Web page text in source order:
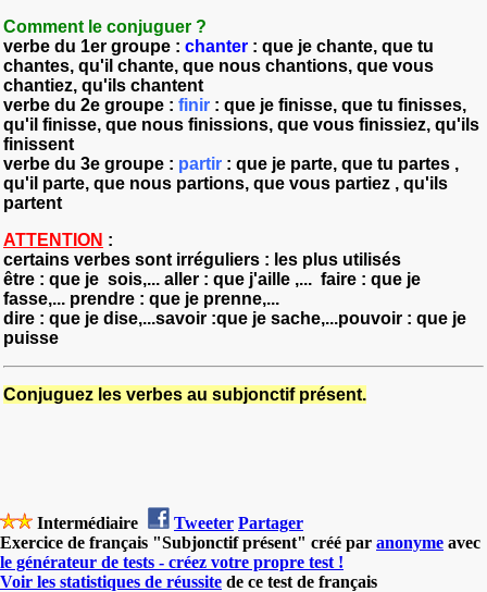
Comment le conjuguer ?
verbe du 1er groupe : chanter : que je chante, que tu
chantes, qu'il chante, que nous chantions, que vous
chantiez, qu'ils chantent
verbe du 2e groupe : finir : que je finisse, que tu finisses,
qu'il finisse, que nous finissions, que vous finissiez, qu'ils
finissent
verbe du 3e groupe : partir : que je parte, que tu partes ,
qu'il parte, que nous partions, que vous partiez , qu'ils
partent
ATTENTION :
certains verbes sont irréguliers : les plus utilisés
être : que je sois,... aller : que j'aille ,... faire : que je
fasse,... prendre : que je prenne,...
dire : que je dise,...savoir :que je sache,...pouvoir : que je
puisse
Conjuguez les verbes au subjonctif présent.
Intermédiaire Tweeter Partager
Exercice de français "Subjonctif présent" créé par anonyme avec
le générateur de tests - créez votre propre test !
Voir les statistiques de réussite de ce test de français